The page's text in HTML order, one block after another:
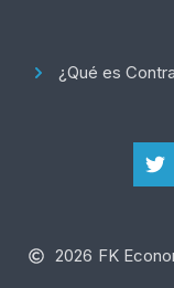
¿Qué es
2026 FK